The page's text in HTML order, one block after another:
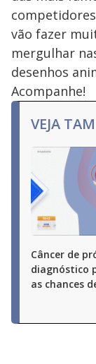
vão fazer
mergulhar
desenhos
Acompanhe!
VEJA
Câncer de
diagnóstico
as chances